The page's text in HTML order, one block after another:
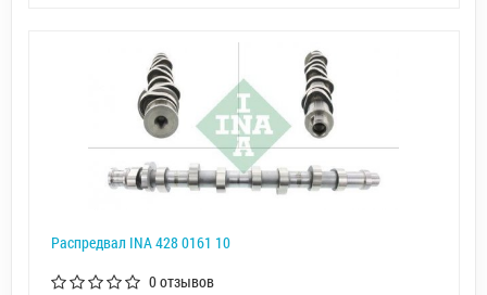
Распредвал INA 428 0161 10
0 отзывов